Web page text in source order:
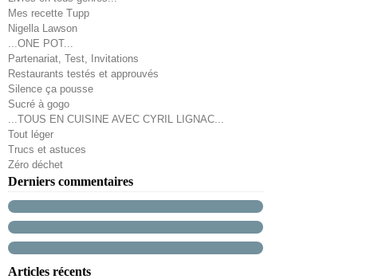
Mes recette Tupp
Nigella Lawson
...ONE POT...
Partenariat, Test, Invitations
Restaurants testés et approuvés
Silence ça pousse
Sucré à gogo
...TOUS EN CUISINE AVEC CYRIL LIGNAC...
Tout léger
Trucs et astuces
Zéro déchet
Derniers commentaires
Articles récents